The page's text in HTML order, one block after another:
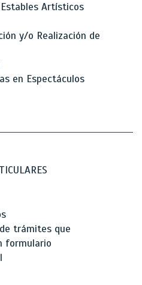
Artísticos
y/o Realización de
en Espectáculos
trámites que
formulario